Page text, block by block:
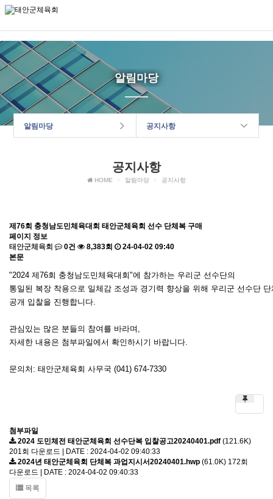
태안군체육회
알림마당
알림마당 공지사항
공지사항
HOME 알림마당 공지사항
제76회 충청남도민체육대회 태안군체육회 선수 단체복 구매
페이지 정보
태안군체육회
0건 8,383회
24-04-02 09:40
본문
"2024 제76회 충청남도민체육대회"에 참가하는 우리군 선수단의
통일된 복장 착용으로 일체감 조성과 경기력 향상을 위해 우리군 선수단
공개 입찰을 진행합니다.
관심있는 많은 분들의 참여를 바라며,
자세한 내용은 첨부파일에서 확인하시기 바랍니다.
문의처: 태안군체육회 사무국 (041) 674-7330
첨부파일
2024 도민체전 태안군체육회 선수단복 입찰공고20240401.pdf (121.6K)
201회 다운로드 | DATE : 2024-04-02 09:40:33
2024년 태안군체육회 단체복 과업지시서20240401.hwp (61.0K) 172회
다운로드 | DATE : 2024-04-02 09:40:33
목록